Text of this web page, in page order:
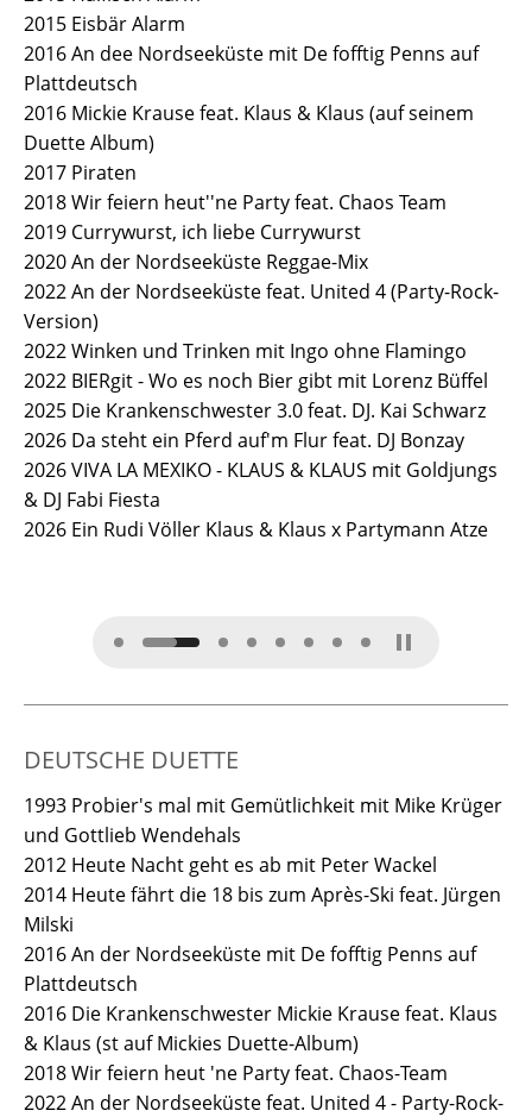
2015 Eisbär Alarm
2016 An dee Nordseeküste mit De fofftig Penns auf
Plattdeutsch
2016 Mickie Krause feat. Klaus & Klaus (auf seinem
Duette Album)
2017 Piraten
2018 Wir feiern heut''ne Party feat. Chaos Team
2019 Currywurst, ich liebe Currywurst
2020 An der Nordseeküste Reggae-Mix
2022 An der Nordseeküste feat. United 4 (Party-Rock-
Version)
2022 Winken und Trinken mit Ingo ohne Flamingo
2022 BIERgit - Wo es noch Bier gibt mit Lorenz Büffel
2025 Die Krankenschwester 3.0 feat. DJ. Kai Schwarz
2026 Da steht ein Pferd auf'm Flur feat. DJ Bonzay
2026 VIVA LA MEXIKO - KLAUS & KLAUS mit Goldjungs
& DJ Fabi Fiesta
2026 Ein Rudi Völler Klaus & Klaus x Partymann Atze
DEUTSCHE DUETTE
1993 Probier's mal mit Gemütlichkeit mit Mike Krüger
und Gottlieb Wendehals
2012 Heute Nacht geht es ab mit Peter Wackel
2014 Heute fährt die 18 bis zum Après-Ski feat. Jürgen
Milski
2016 An der Nordseeküste mit De fofftig Penns auf
Plattdeutsch
2016 Die Krankenschwester Mickie Krause feat. Klaus
& Klaus (st auf Mickies Duette-Album)
2018 Wir feiern heut 'ne Party feat. Chaos-Team
2022 An der Nordseeküste feat. United 4 - Party-Rock-